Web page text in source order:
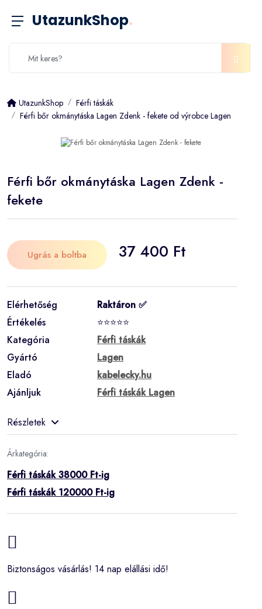
UtazunkShop.
UtazunkShop
Férfi táskák
Férfi bőr okmánytáska Lagen Zdenk - fekete od výrobce Lagen
Férfi bőr okmánytáska Lagen Zdenk -
fekete
Ugrás a boltba 37 400 Ft
Elérhetőség
Raktáron ✅
Értékelés
⭐⭐⭐⭐⭐
Kategória
Férfi táskák
Gyártó
Lagen
Eladó
kabelecky.hu
Ajánljuk
Férfi táskák Lagen
Részletek
Árkategória:
Férfi táskák 38000 Ft-ig
Férfi táskák 120000 Ft-ig
Biztonságos vásárlás! 14 nap elállási idő!